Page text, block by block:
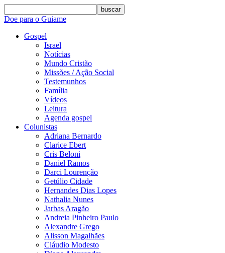
buscar
Doe para o Guiame
Gospel
Israel
Notícias
Mundo Cristão
Missões / Ação Social
Testemunhos
Família
Vídeos
Leitura
Agenda gospel
Colunistas
Adriana Bernardo
Clarice Ebert
Cris Beloni
Daniel Ramos
Darci Lourenção
Getúlio Cidade
Hernandes Dias Lopes
Nathalia Nunes
Jarbas Aragão
Andreia Pinheiro Paulo
Alexandre Grego
Alisson Magalhães
Cláudio Modesto